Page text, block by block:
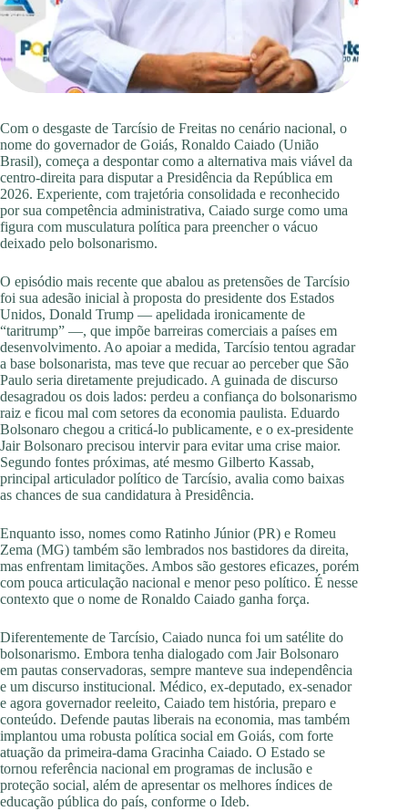
Com o desgaste de Tarcísio de Freitas no cenário nacional, o
nome do governador de Goiás, Ronaldo Caiado (União
Brasil), começa a despontar como a alternativa mais viável da
centro-direita para disputar a Presidência da República em
2026. Experiente, com trajetória consolidada e reconhecido
por sua competência administrativa, Caiado surge como uma
figura com musculatura política para preencher o vácuo
deixado pelo bolsonarismo.
O episódio mais recente que abalou as pretensões de Tarcísio
foi sua adesão inicial à proposta do presidente dos Estados
Unidos, Donald Trump — apelidada ironicamente de
“taritrump” —, que impõe barreiras comerciais a países em
desenvolvimento. Ao apoiar a medida, Tarcísio tentou agradar
a base bolsonarista, mas teve que recuar ao perceber que São
Paulo seria diretamente prejudicado. A guinada de discurso
desagradou os dois lados: perdeu a confiança do bolsonarismo
raiz e ficou mal com setores da economia paulista. Eduardo
Bolsonaro chegou a criticá-lo publicamente, e o ex-presidente
Jair Bolsonaro precisou intervir para evitar uma crise maior.
Segundo fontes próximas, até mesmo Gilberto Kassab,
principal articulador político de Tarcísio, avalia como baixas
as chances de sua candidatura à Presidência.
Enquanto isso, nomes como Ratinho Júnior (PR) e Romeu
Zema (MG) também são lembrados nos bastidores da direita,
mas enfrentam limitações. Ambos são gestores eficazes, porém
com pouca articulação nacional e menor peso político. É nesse
contexto que o nome de Ronaldo Caiado ganha força.
Diferentemente de Tarcísio, Caiado nunca foi um satélite do
bolsonarismo. Embora tenha dialogado com Jair Bolsonaro
em pautas conservadoras, sempre manteve sua independência
e um discurso institucional. Médico, ex-deputado, ex-senador
e agora governador reeleito, Caiado tem história, preparo e
conteúdo. Defende pautas liberais na economia, mas também
implantou uma robusta política social em Goiás, com forte
atuação da primeira-dama Gracinha Caiado. O Estado se
tornou referência nacional em programas de inclusão e
proteção social, além de apresentar os melhores índices de
educação pública do país, conforme o Ideb.